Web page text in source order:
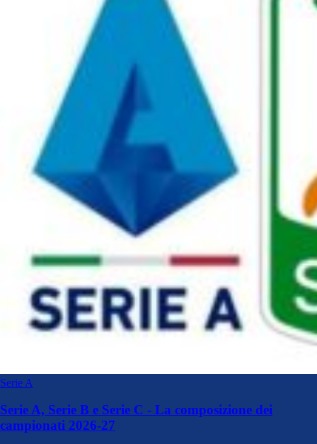
Serie A
Serie A, Serie B e Serie C - La composizione dei
campionati 2026-27